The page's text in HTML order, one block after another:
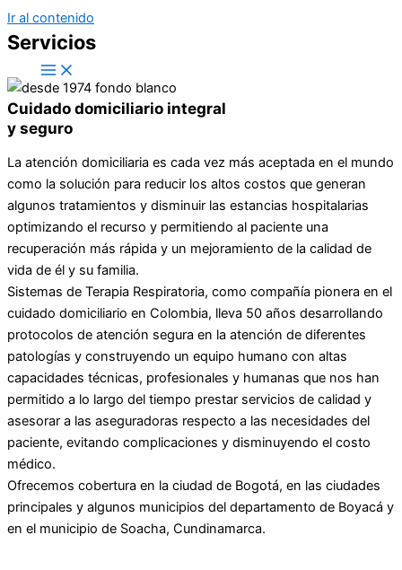
Ir al contenido
Servicios
Cuidado domiciliario integral
y seguro
La atención domiciliaria es cada vez más aceptada en el mundo
como la solución para reducir los altos costos que generan
algunos tratamientos y disminuir las estancias hospitalarias
optimizando el recurso y permitiendo al paciente una
recuperación más rápida y un mejoramiento de la calidad de
vida de él y su familia.
Sistemas de Terapia Respiratoria, como compañía pionera en el
cuidado domiciliario en Colombia, lleva 50 años desarrollando
protocolos de atención segura en la atención de diferentes
patologías y construyendo un equipo humano con altas
capacidades técnicas, profesionales y humanas que nos han
permitido a lo largo del tiempo prestar servicios de calidad y
asesorar a las aseguradoras respecto a las necesidades del
paciente, evitando complicaciones y disminuyendo el costo
médico.
Ofrecemos cobertura en la ciudad de Bogotá, en las ciudades
principales y algunos municipios del departamento de Boyacá y
en el municipio de Soacha, Cundinamarca.